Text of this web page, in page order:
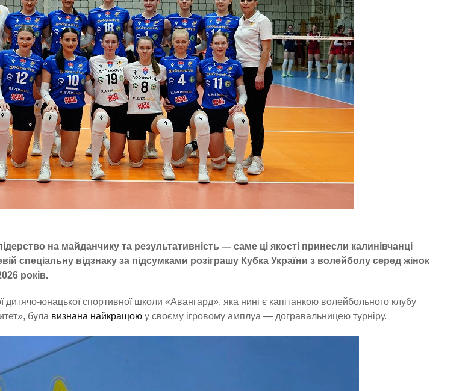
на майданчику та результативність — саме ці якості принесли калинівчанці
спеціальну відзнаку за підсумками розіграшу Кубка України з волейболу серед жінок
років.
дитячо-юнацької спортивної школи «Авангард», яка нині є капітанкою волейбольного клубу
була визнана найкращоюу своєму ігровому амплуа — догравальницею турніру.